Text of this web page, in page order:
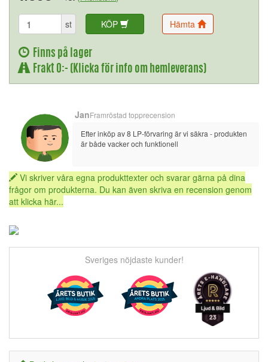
st KÖP Hämta
Finns på lager
Frakt 0:- (Klicka för info om hemleverans)
JanFramröstad topprecension
Efter inköp av 8 LP-förvaring är vi säkra - produkten
är både vacker och funktionell
Vi skriver våra egna produkttexter och svarar gärna på dina
frågor om produkterna. Du kan även skriva en recension genom
att klicka här...
Sveriges nöjdaste kunder!